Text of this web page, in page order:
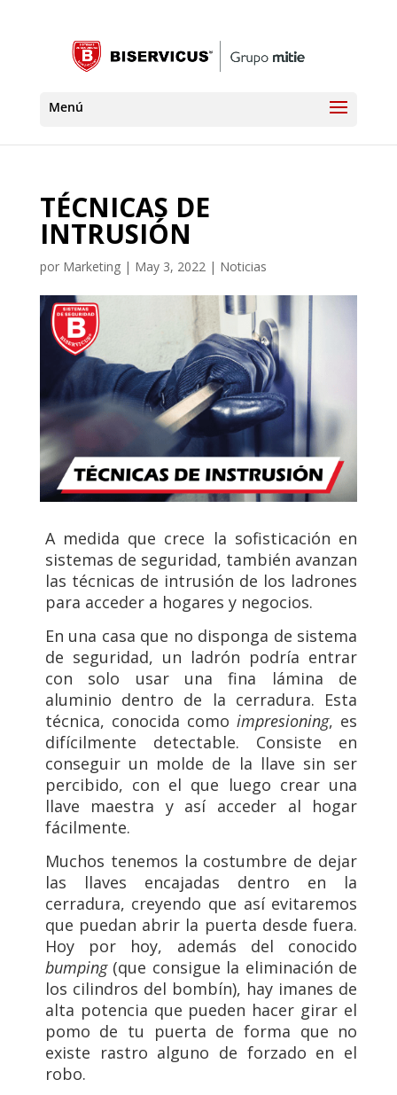
TÉCNICAS DE
INTRUSIÓN
por Marketing| May 3, 2022| Noticias
A medida que crece la sofisticación en
sistemas de seguridad, también avanzan
las técnicas de intrusión de los ladrones
para acceder a hogares y negocios.
En una casa que no disponga de sistema
de seguridad, un ladrón podría entrar
con solo usar una fina lámina de
aluminio dentro de la cerradura. Esta
técnica, conocida comoimpresioning, es
difícilmente detectable. Consiste en
conseguir un molde de la llave sin ser
percibido, con el que luego crear una
llave maestra y así acceder al hogar
fácilmente.
Muchos tenemos la costumbre de dejar
las llaves encajadas dentro en la
cerradura, creyendo que así evitaremos
que puedan abrir la puerta desde fuera.
Hoy por hoy, además del conocido
bumping(que consigue la eliminación de
los cilindros del bombín), hay imanes de
alta potencia que pueden hacer girar el
pomo de tu puerta de forma que no
existe rastro alguno de forzado en el
robo.